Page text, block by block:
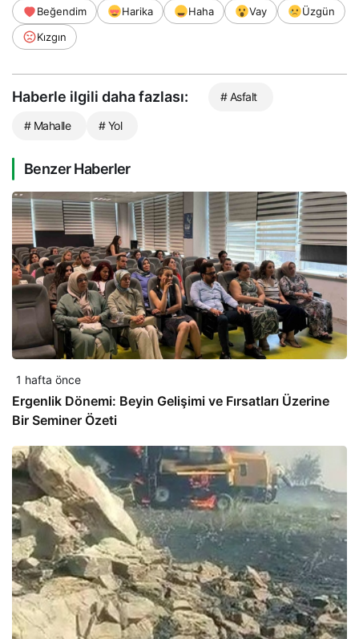
Beğendim Harika Haha Vay
Üzgün
Kızgın
Haberle ilgili daha fazlası: # Asfalt
# Mahalle # Yol
Benzer Haberler
1 hafta önce
Ergenlik Dönemi: Beyin Gelişimi ve Fırsatları Üzerine
Bir Seminer Özeti